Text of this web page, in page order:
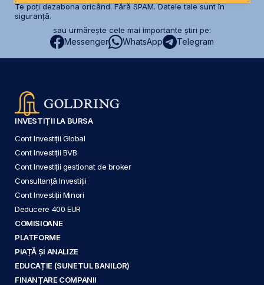
Te poți dezabona oricând. Fără SPAM. Datele tale sunt în
siguranță.
sau urmărește cele mai importante știri pe:
Messenger WhatsApp Telegram
INVESTIȚII LA BURSA
Cont Investiții Global
Cont Investiții BVB
Cont Investiții gestionat de broker
Consultanță Investiții
Cont Investiții Minori
Deducere 400 EUR
COMISIOANE
PLATFORME
PIAȚĂ ȘI ANALIZE
EDUCAȚIE (SUNETUL BANILOR)
FINANȚARE COMPANII